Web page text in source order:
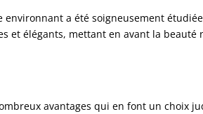
a été soigneusement
et élégants, mettant en avant la
avantages qui en font un choix